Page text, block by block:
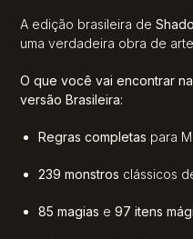
A edição brasileira de
uma verdadeira obra de
O que você vai encontrar
versão Brasileira:
Regras completas para
239 monstros clássicos
85 magias e97 itens